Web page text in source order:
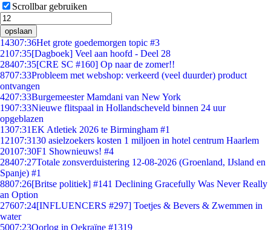
Scrollbar gebruiken
opslaan
14307:36Het grote goedemorgen topic #3
2107:35[Dagboek] Veel aan hoofd - Deel 28
28407:35[CRE SC #160] Op naar de zomer!!
8707:33Probleem met webshop: verkeerd (veel duurder) product
ontvangen
4207:33Burgemeester Mamdani van New York
1907:33Nieuwe flitspaal in Hollandscheveld binnen 24 uur
opgeblazen
1307:31EK Atletiek 2026 te Birmingham #1
12107:3130 asielzoekers kosten 1 miljoen in hotel centrum Haarlem
20107:30F1 Shownieuws! #4
28407:27Totale zonsverduistering 12-08-2026 (Groenland, IJsland en
Spanje) #1
8807:26[Britse politiek] #141 Declining Gracefully Was Never Really
an Option
27607:24[INFLUENCERS #297] Toetjes & Bevers & Zwemmen in
water
5007:23Oorlog in Oekraïne #1319